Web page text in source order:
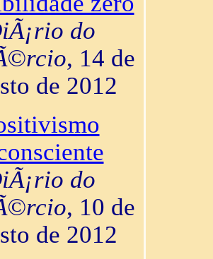
do
, 14 de
de 2012
do
, 10 de
de 2012